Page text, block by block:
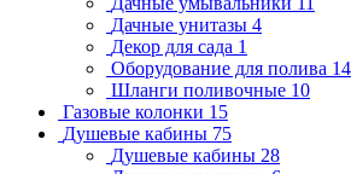
Дачные унитазы 4
Декор для сада 1
Оборудование для полива 14
Шланги поливочные 10
Газовые колонки 15
Душевые кабины 75
Душевые кабины 28